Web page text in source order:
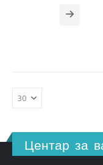
was:
100.00
Центар за